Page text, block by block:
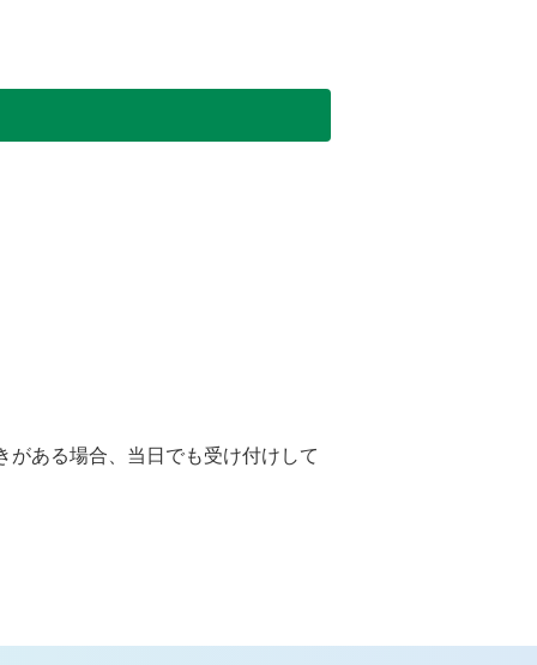
ある場合、当日でも受け付けして